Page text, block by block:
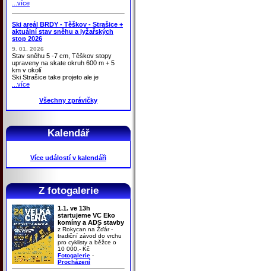
...více
Ski areál BRDY - Těškov - Strašice +
aktuální stav sněhu a lyžařských
stop 2026
9. 01. 2026
Stav sněhu 5 -7 cm, Těškov stopy
upraveny na skate okruh 600 m + 5
km v okolí
Ski Strašice take projeto ale je
...více
Všechny zprávičky
Kalendář
Více událostí v kalendáři
Z fotogalerie
1.1. ve 13h
startujeme VC Eko
komíny a ADS stavby
z Rokycan na Žďár -
tradiční závod do vrchu
pro cyklisty a běžce o
10 000,- Kč
Fotogalerie -
Procházení